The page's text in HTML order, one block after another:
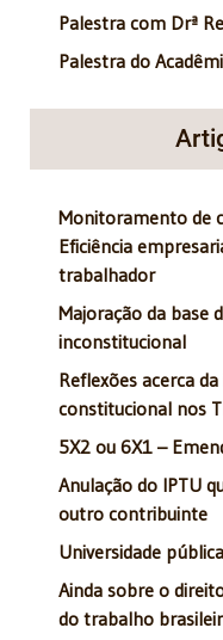
Palestra com Drª
Palestra do
Monitoramento de
Eficiência
trabalhador
Majoração da base
inconstitucional
Reflexões acerca
constitucional nos
5X2 ou 6X1 –
Anulação do IPTU
outro contribuinte
Universidade
Ainda sobre o
do trabalho